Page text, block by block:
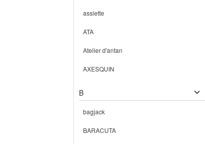
assiette
ATA
Atelier d'antan
AXESQUIN
B
bagjack
BARACUTA